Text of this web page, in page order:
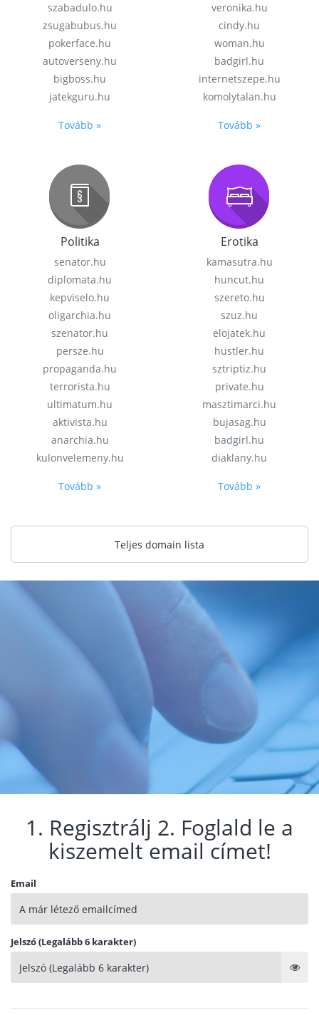
szabadulo.hu
zsugabubus.hu
pokerface.hu
autoverseny.hu
bigboss.hu
jatekguru.hu
Tovább »
veronika.hu
cindy.hu
woman.hu
badgirl.hu
internetszepe.hu
komolytalan.hu
Tovább »
Politika
senator.hu
diplomata.hu
kepviselo.hu
oligarchia.hu
szenator.hu
persze.hu
propaganda.hu
terrorista.hu
ultimatum.hu
aktivista.hu
anarchia.hu
kulonvelemeny.hu
Tovább »
Erotika
kamasutra.hu
huncut.hu
szereto.hu
szuz.hu
elojatek.hu
hustler.hu
sztriptiz.hu
private.hu
masztimarci.hu
bujasag.hu
badgirl.hu
diaklany.hu
Tovább »
Teljes domain lista
1. Regisztrálj 2. Foglald le a
kiszemelt email címet!
Email
Jelszó (Legalább 6 karakter)